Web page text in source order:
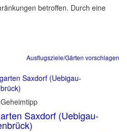
betroffen. Durch eine
Ausflugsziele/Gärten vorschlagen
Saxdorf (Uebigau-